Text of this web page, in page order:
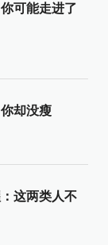
可能走进了
却没瘦
这两类人不